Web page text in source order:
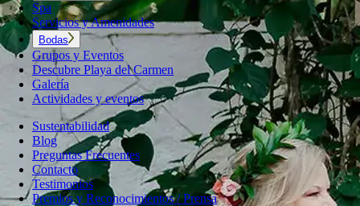
Spa
Servicios y Amenidades
Bodas
Grupos y Eventos
Descubre Playa del Carmen
Galería
Actividades y eventos
Sustentabilidad
Blog
Preguntas Frecuentes
Contacto
Testimonios
Premios y Reconocimientos / Prensa